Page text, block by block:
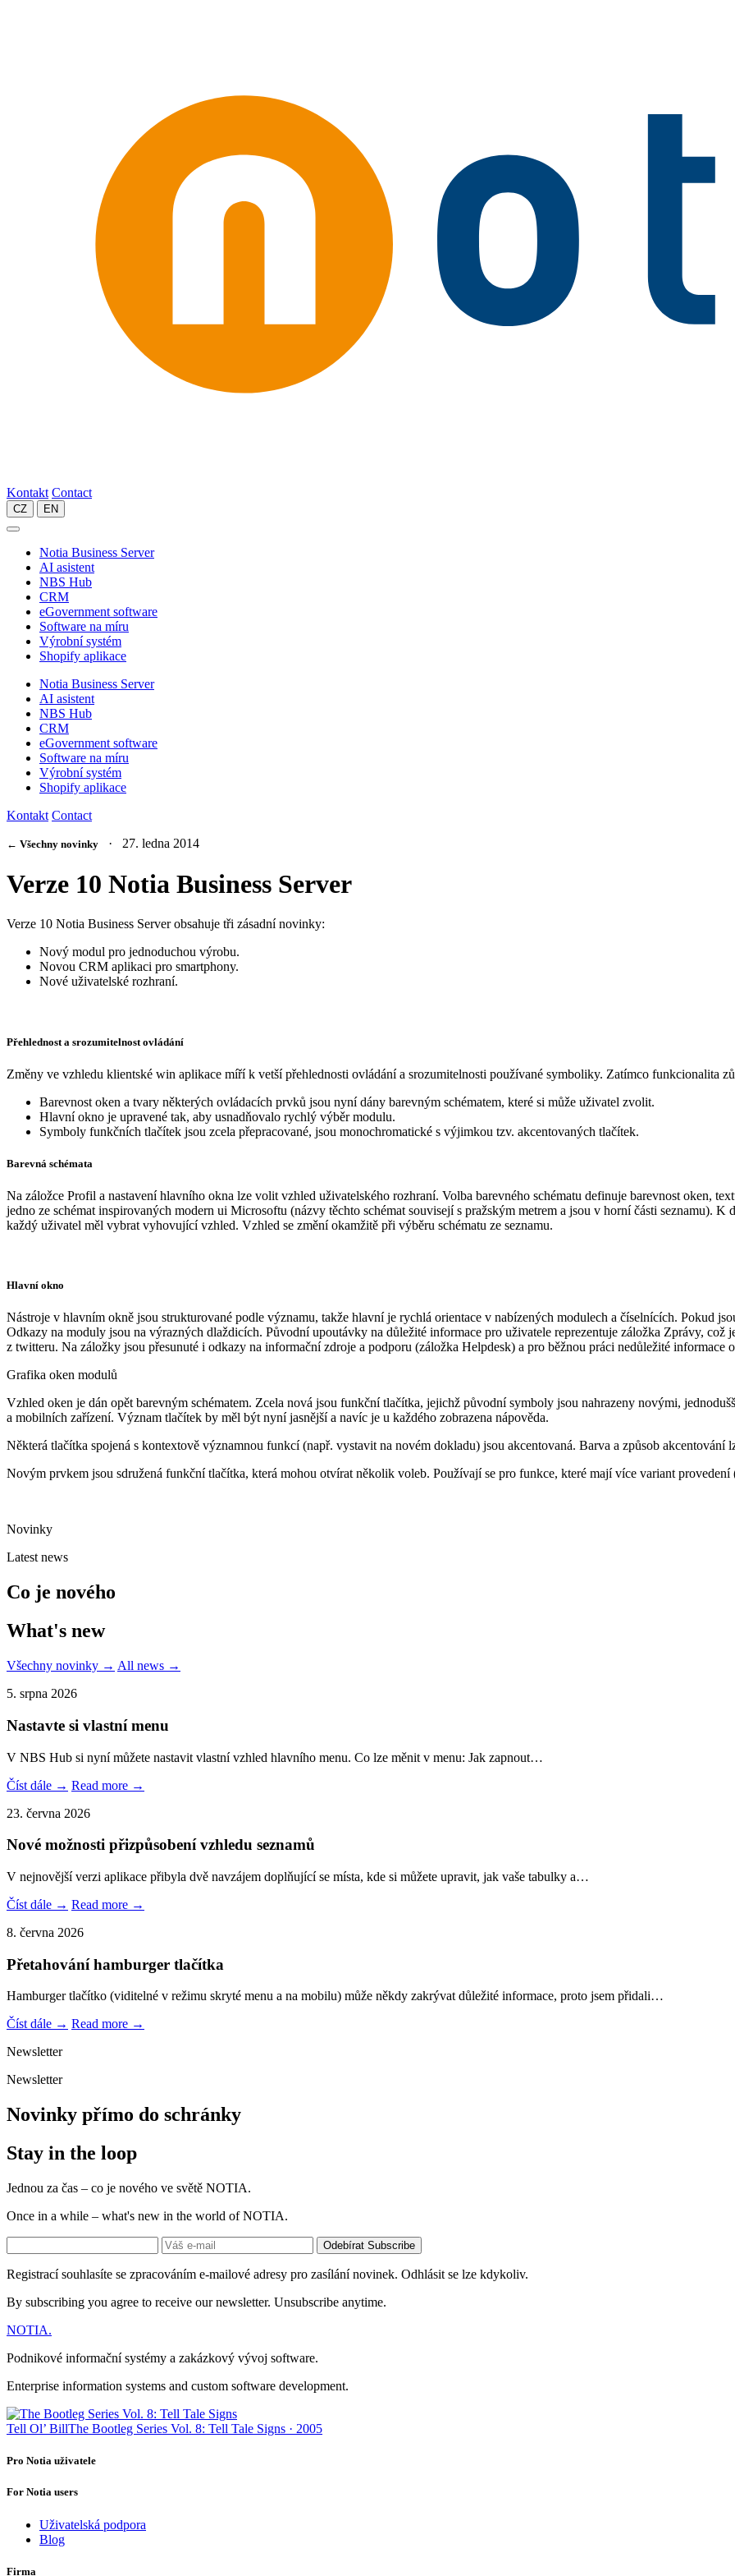
Kontakt Contact
CZ EN
Notia Business Server
AI asistent
NBS Hub
CRM
eGovernment software
Software na míru
Výrobní systém
Shopify aplikace
Notia Business Server
AI asistent
NBS Hub
CRM
eGovernment software
Software na míru
Výrobní systém
Shopify aplikace
Kontakt Contact
← Všechny novinky · 27. ledna 2014
Verze 10 Notia Business Server
Verze 10 Notia Business Server obsahuje tři zásadní novinky:
Nový modul pro jednoduchou výrobu.
Novou CRM aplikaci pro smartphony.
Nové uživatelské rozhraní.
Přehlednost a srozumitelnost ovládání
Změny ve vzhledu klientské win aplikace míří k vetší přehlednosti ovládání a srozumitelnosti používané symboliky. Zatímco funkcionalita
Barevnost oken a tvary některých ovládacích prvků jsou nyní dány barevným schématem, které si může uživatel zvolit.
Hlavní okno je upravené tak, aby usnadňovalo rychlý výběr modulu.
Symboly funkčních tlačítek jsou zcela přepracované, jsou monochromatické s výjimkou tzv. akcentovaných tlačítek.
Barevná schémata
Na záložce Profil a nastavení hlavního okna lze volit vzhled uživatelského rozhraní. Volba barevného schématu definuje barevnost oken,
jedno ze schémat inspirovaných modern ui Microsoftu (názvy těchto schémat souvisejí s pražským metrem a jsou v horní části seznamu).
každý uživatel měl vybrat vyhovující vzhled. Vzhled se změní okamžitě při výběru schématu ze seznamu.
Hlavní okno
Nástroje v hlavním okně jsou strukturované podle významu, takže hlavní je rychlá orientace v nabízených modulech a číselnících. Pokud
Odkazy na moduly jsou na výrazných dlaždicích. Původní upoutávky na důležité informace pro uživatele reprezentuje záložka Zprávy, což
z twitteru. Na záložky jsou přesunuté i odkazy na informační zdroje a podporu (záložka Helpdesk) a pro běžnou práci nedůležité informace
Grafika oken modulů
Vzhled oken je dán opět barevným schématem. Zcela nová jsou funkční tlačítka, jejichž původní symboly jsou nahrazeny novými,
a mobilních zařízení. Význam tlačítek by měl být nyní jasnější a navíc je u každého zobrazena nápověda.
Některá tlačítka spojená s kontextově významnou funkcí (např. vystavit na novém dokladu) jsou akcentovaná. Barva a způsob akcentování
Novým prvkem jsou sdružená funkční tlačítka, která mohou otvírat několik voleb. Používají se pro funkce, které mají více variant
Novinky
Latest news
Co je nového
What's new
Všechny novinky → All news →
5. srpna 2026
Nastavte si vlastní menu
V NBS Hub si nyní můžete nastavit vlastní vzhled hlavního menu. Co lze měnit v menu: Jak zapnout…
Číst dále → Read more →
23. června 2026
Nové možnosti přizpůsobení vzhledu seznamů
V nejnovější verzi aplikace přibyla dvě navzájem doplňující se místa, kde si můžete upravit, jak vaše tabulky a…
Číst dále → Read more →
8. června 2026
Přetahování hamburger tlačítka
Hamburger tlačítko (viditelné v režimu skryté menu a na mobilu) může někdy zakrývat důležité informace, proto jsem přidali…
Číst dále → Read more →
Newsletter
Newsletter
Novinky přímo do schránky
Stay in the loop
Jednou za čas – co je nového ve světě NOTIA.
Once in a while – what's new in the world of NOTIA.
Odebírat Subscribe
Registrací souhlasíte se zpracováním e-mailové adresy pro zasílání novinek. Odhlásit se lze kdykoliv.
By subscribing you agree to receive our newsletter. Unsubscribe anytime.
NOTIA.
Podnikové informační systémy a zakázkový vývoj software.
Enterprise information systems and custom software development.
Tell Ol’ BillThe Bootleg Series Vol. 8: Tell Tale Signs · 2005
Pro Notia uživatele
For Notia users
Uživatelská podpora
Blog
Firma